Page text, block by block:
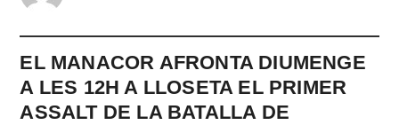
EL MANACOR AFRONTA DIUMENGE
A LES 12H A LLOSETA EL PRIMER
ASSALT DE LA BATALLA DE